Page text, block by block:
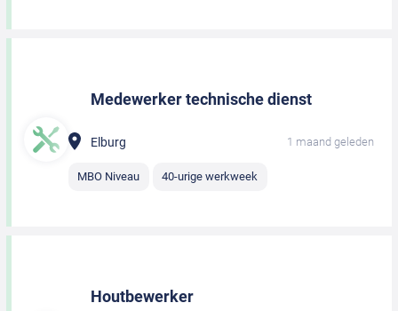
Medewerker technische dienst
Elburg 1 maand geleden
MBO Niveau 40-urige werkweek
Houtbewerker